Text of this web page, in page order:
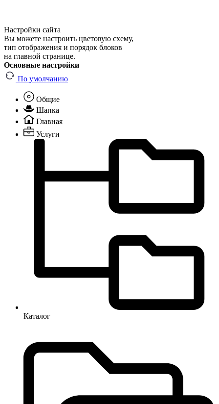
Настройки сайта
Вы можете настроить цветовую схему,
тип отображения и порядок блоков
на главной странице.
Основные настройки
По умолчанию
Общие
Шапка
Главная
Услуги
Каталог